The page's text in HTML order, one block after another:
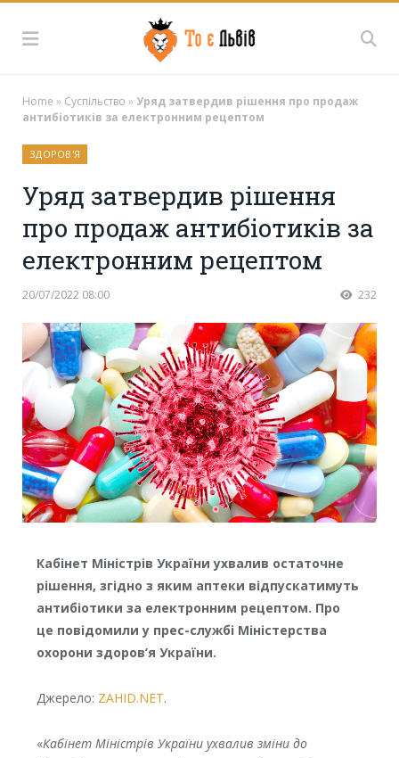
Home » Суспільство » Уряд затвердив рішення про продаж
антибіотиків за електронним рецептом
ЗДОРОВ'Я
Уряд затвердив рішення
про продаж антибіотиків за
електронним рецептом
20/07/2022 08:00 232
Кабінет Міністрів України ухвалив остаточне
рішення, згідно з яким аптеки відпускатимуть
антибіотики за електронним рецептом. Про
це повідомили у прес-службі Міністерства
охорони здоров’я України.
Джерело: ZAHID.NET.
«Кабінет Міністрів України ухвалив зміни до